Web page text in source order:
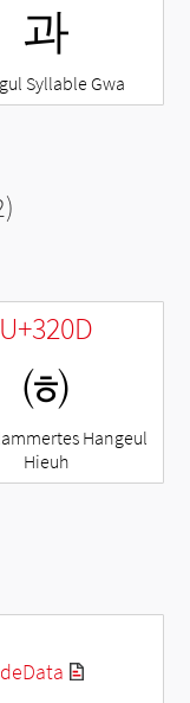
과
Syllable Gwa
U+320D
㈍
Hangeul
Hieuh